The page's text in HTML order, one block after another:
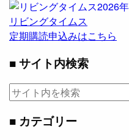
リビングタイムス
定期購読申込みはこちら
■ サイト内検索
■ カテゴリー